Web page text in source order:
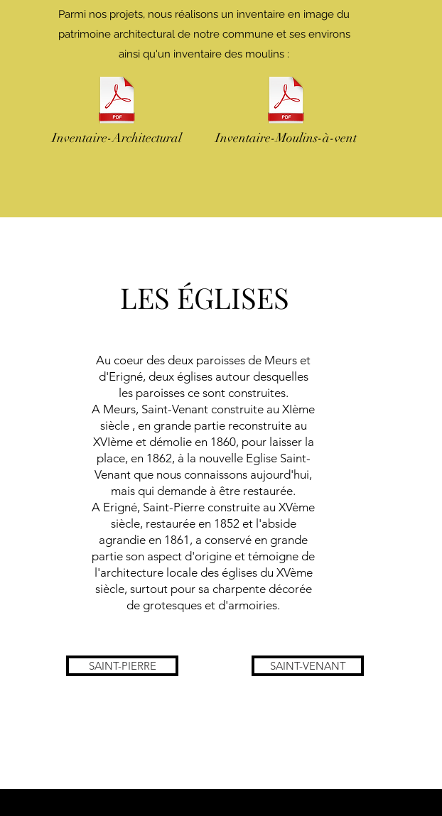
Parmi nos projets, nous réalisons un inventaire en image du
patrimoine architectural de notre commune et ses environs
ainsi qu'un inventaire des moulins :
Inventaire-Architectural Inventaire-Moulins-à-vent
LES ÉGLISES
Au coeur des deux paroisses de Meurs et
d'Erigné, deux églises autour desquelles
les paroisses ce sont construites.
A Meurs, Saint-Venant construite au XIème
siècle , en grande partie reconstruite au
XVIème et démolie en 1860, pour laisser la
place, en 1862, à la nouvelle Eglise Saint-
Venant que nous connaissons aujourd'hui,
mais qui demande à être restaurée.
A Erigné, Saint-Pierre construite au XVème
siècle, restaurée en 1852 et l'abside
agrandie en 1861, a conservé en grande
partie son aspect d'origine et témoigne de
l'architecture locale des églises du XVème
siècle, surtout pour sa charpente décorée
de grotesques et d'armoiries.
SAINT-PIERRE SAINT-VENANT